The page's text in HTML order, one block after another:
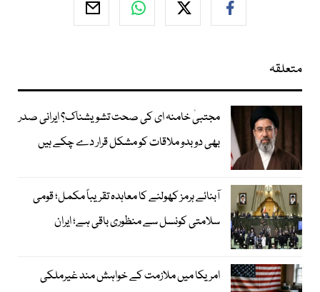
متعلقہ
مجتبیٰ خامنہ ای کی صحت تشویشناک؟ ایرانی صدر
بھی دوبدو ملاقات کو مشکل قرار دے چکے ہیں
آبنائے ہرمز کھولنے کا معاہدہ تقریباً مکمل؛ قومی
سلامتی کونسل سے منظوری باقی ہے؛ ایران
امریکا میں ملازمت کے خواہش مند غیرملکی